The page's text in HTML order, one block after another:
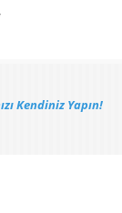
Kendiniz Yapın!